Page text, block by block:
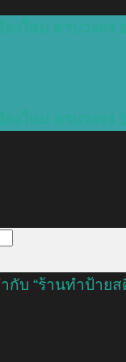
บ “ร้านทำป้ายส